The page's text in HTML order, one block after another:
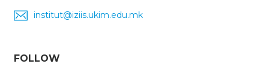
institut@iziis.ukim.edu.mk
FOLLOW